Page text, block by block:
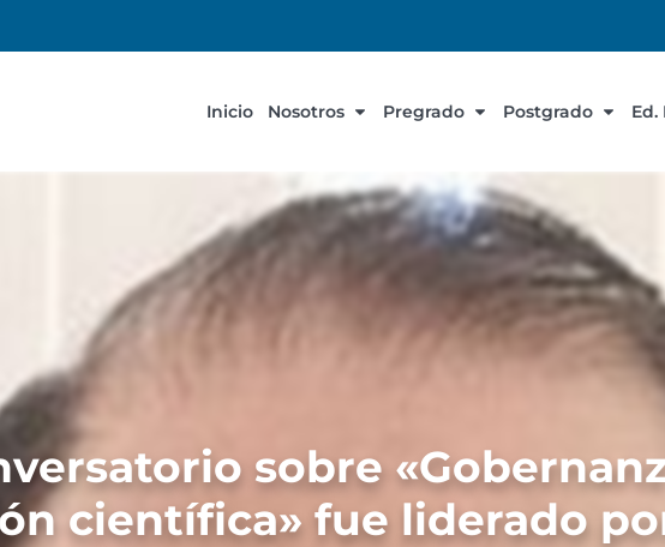
Inicio Nosotros Pregrado Postgrado Ed.
sobre
científica» fue liderado